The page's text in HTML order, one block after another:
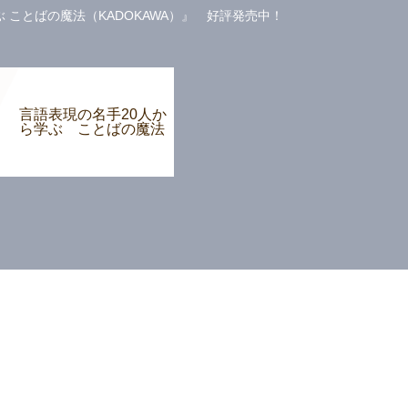
ことばの魔法（KADOKAWA）』 好評発売中！
言語表現の名手20人か
ら学ぶ ことばの魔法